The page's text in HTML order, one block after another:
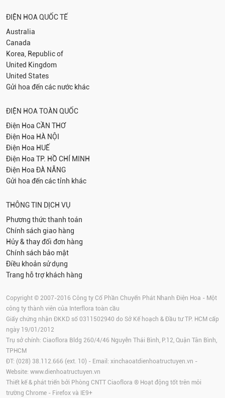
ĐIỆN HOA QUỐC TẾ
Australia
Canada
Korea, Republic of
United Kingdom
United States
Gửi hoa đến các nước khác
ĐIỆN HOA TOÀN QUỐC
Điện Hoa CẦN THƠ
Điện Hoa HÀ NỘI
Điện Hoa HUẾ
Điện Hoa TP. HỒ CHÍ MINH
Điện Hoa ĐÀ NẴNG
Gửi hoa đến các tỉnh khác
THÔNG TIN DỊCH VỤ
Phương thức thanh toán
Chính sách giao hàng
Hủy & thay đổi đơn hàng
Chính sách bảo mật
Điều khoản sử dụng
Trang hỗ trợ khách hàng
Copyright © 2007-2016 Công ty Cổ Phần Chuyển Phát Nhanh Điện Hoa - Một
công ty thành viên của Interflora toàn cầu
Giấy chứng nhận ĐKKD số 0311502940 do Sở Kế hoạch & Đầu tư TP. HCM cấp
ngày 19/01/2012
Trụ sở chính: Ciaoflora Bldg 260/4/46 Nguyễn Thái Bình, P.12, Quận Tân Bình,
TPHCM
ĐT: (028) 38.112.666 (ext. 10) - Email: xinchaoatdienhoatructuyen.vn -
Website: www.dienhoatructuyen.vn
Thiết kế & phát triển bởi Phòng CNTT Ciaoflora ® Hoạt động tốt trên môi
trường Chrome - Firefox và IE9+